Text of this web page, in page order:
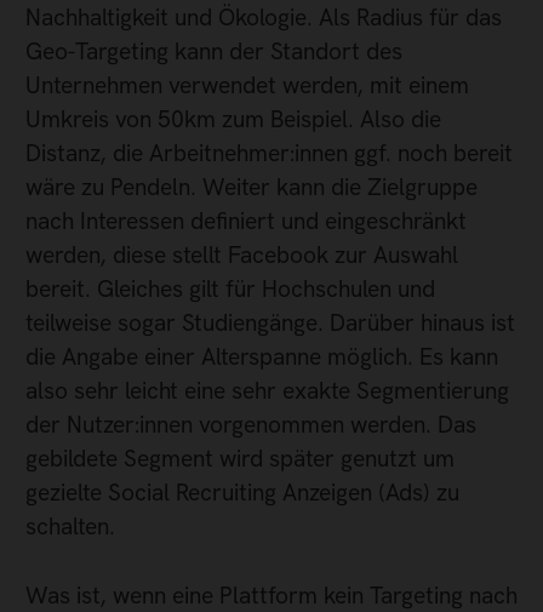
Nachhaltigkeit und Ökologie. Als Radius für das
Geo-Targeting kann der Standort des
Unternehmen verwendet werden, mit einem
Umkreis von 50km zum Beispiel. Also die
Distanz, die Arbeitnehmer:innen ggf. noch bereit
wäre zu Pendeln. Weiter kann die Zielgruppe
nach Interessen definiert und eingeschränkt
werden, diese stellt Facebook zur Auswahl
bereit. Gleiches gilt für Hochschulen und
teilweise sogar Studiengänge. Darüber hinaus ist
die Angabe einer Alterspanne möglich. Es kann
also sehr leicht eine sehr exakte Segmentierung
der Nutzer:innen vorgenommen werden. Das
gebildete Segment wird später genutzt um
gezielte Social Recruiting Anzeigen (Ads) zu
schalten.
Was ist, wenn eine Plattform kein Targeting nach